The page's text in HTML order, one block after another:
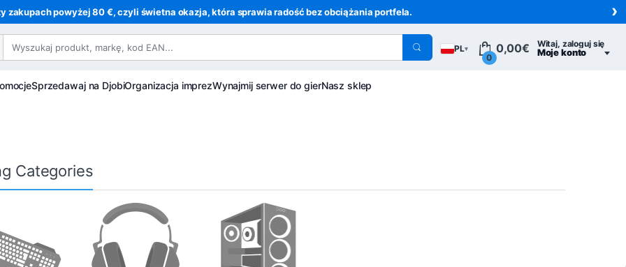
zakupach powyżej 80 €, czyli świetna okazja, która sprawia radość bez obciążania portfela. ›
PL▾ Witaj, zaloguj się
Moje konto
0
0,00€
Sprzedawaj na DjobiOrganizacja imprezWynajmij serwer do gierNasz sklep
Categories